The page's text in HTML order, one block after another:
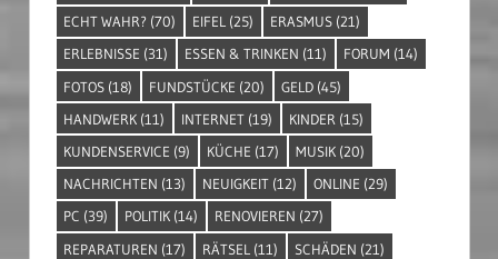
ECHT WAHR? (70) EIFEL (25) ERASMUS (21)
ERLEBNISSE (31) ESSEN & TRINKEN (11) FORUM (14)
FOTOS (18) FUNDSTÜCKE (20) GELD (45)
HANDWERK (11) INTERNET (19) KINDER (15)
KUNDENSERVICE (9) KÜCHE (17) MUSIK (20)
NACHRICHTEN (13) NEUIGKEIT (12) ONLINE (29)
PC (39) POLITIK (14) RENOVIEREN (27)
REPARATUREN (17) RÄTSEL (11) SCHÄDEN (21)